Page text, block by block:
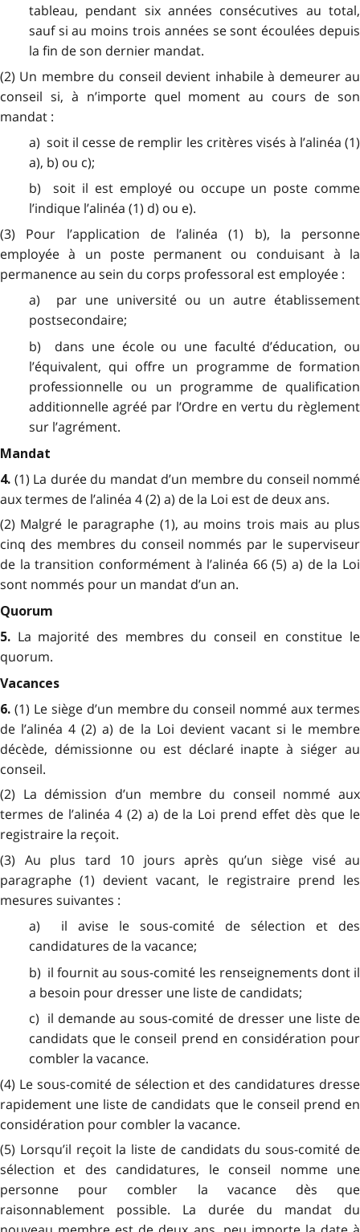
tableau, pendant six années consécutives au total,
sauf si au moins trois années se sont écoulées depuis
la fin de son dernier mandat.
(2) Un membre du conseil devient inhabile à demeurer au
conseil si, à n’importe quel moment au cours de son
mandat :
a) soit il cesse de remplir les critères visés à l’alinéa (1)
a), b) ou c);
b) soit il est employé ou occupe un poste comme
l’indique l’alinéa (1) d) ou e).
(3) Pour l’application de l’alinéa (1) b), la personne
employée à un poste permanent ou conduisant à la
permanence au sein du corps professoral est employée :
a) par une université ou un autre établissement
postsecondaire;
b) dans une école ou une faculté d’éducation, ou
l’équivalent, qui offre un programme de formation
professionnelle ou un programme de qualification
additionnelle agréé par l’Ordre en vertu du règlement
sur l’agrément.
Mandat
4. (1) La durée du mandat d’un membre du conseil nommé
aux termes de l’alinéa 4 (2) a) de la Loi est de deux ans.
(2) Malgré le paragraphe (1), au moins trois mais au plus
cinq des membres du conseil nommés par le superviseur
de la transition conformément à l’alinéa 66 (5) a) de la Loi
sont nommés pour un mandat d’un an.
Quorum
5. La majorité des membres du conseil en constitue le
quorum.
Vacances
6. (1) Le siège d’un membre du conseil nommé aux termes
de l’alinéa 4 (2) a) de la Loi devient vacant si le membre
décède, démissionne ou est déclaré inapte à siéger au
conseil.
(2) La démission d’un membre du conseil nommé aux
termes de l’alinéa 4 (2) a) de la Loi prend effet dès que le
registraire la reçoit.
(3) Au plus tard 10 jours après qu’un siège visé au
paragraphe (1) devient vacant, le registraire prend les
mesures suivantes :
a) il avise le sous-comité de sélection et des
candidatures de la vacance;
b) il fournit au sous-comité les renseignements dont il
a besoin pour dresser une liste de candidats;
c) il demande au sous-comité de dresser une liste de
candidats que le conseil prend en considération pour
combler la vacance.
(4) Le sous-comité de sélection et des candidatures dresse
rapidement une liste de candidats que le conseil prend en
considération pour combler la vacance.
(5) Lorsqu’il reçoit la liste de candidats du sous-comité de
sélection et des candidatures, le conseil nomme une
personne pour combler la vacance dès que
raisonnablement possible. La durée du mandat du